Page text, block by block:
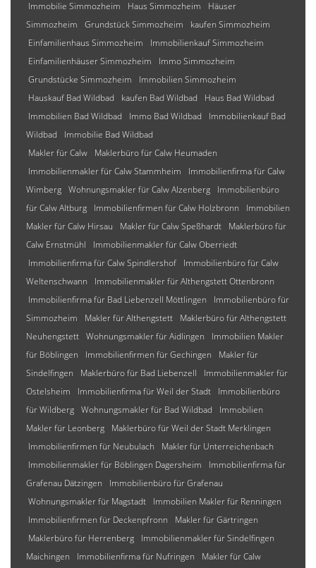
Immobilie Simmozheim Haus Simmozheim
Häuser
Simmozheim
Grundstück Simmozheim
kaufen Simmozheim
Einfamilienhaus Simmozheim
Immobilienkauf Simmozheim
Einfamilienhäuser Simmozheim
Immo Simmozheim
Grundstücke Simmozheim
Immobilien Simmozheim
Hauskauf Bad Wildbad
kaufen Bad Wildbad
Haus Bad Wildbad
Immobilien Bad Wildbad
Immo Bad Wildbad
Immobilienkauf Bad
Wildbad
Immobilie Bad Wildbad
Makler für Calw
Maklerbüro für Calw Heumaden
Immobilienmakler für Calw Stammheim
Immobilienfirma für Calw
Wimberg Wohnungsmakler für Calw Alzenberg
Immobilienbüro
für Calw Altburg
Immobilienfirmen für Calw Holzbronn
Immobilien
Makler für Calw Hirsau
Makler für Calw Speßhardt
Maklerbüro für
Calw Ernstmühl
Immobilienmakler für Calw Oberriedt
Immobilienfirma für Calw Spindlershof
Immobilienbüro für Calw
Weltenschwann
Immobilienmakler für Althengstett Ottenbronn
Immobilienfirma für Bad Liebenzell Möttlingen
Immobilienbüro für
Simmozheim
Makler für Althengstett
Maklerbüro für Althengstett
Neuhengstett Wohnungsmakler für Aidlingen
Immobilien Makler
für Böblingen
Immobilienfirmen für Gechingen
Makler für
Sindelfingen
Maklerbüro für Bad Liebenzell
Immobilienmakler für
Ostelsheim
Immobilienfirma für Weil der Stadt
Immobilienbüro
für Wildberg Wohnungsmakler für Bad Wildbad
Immobilien
Makler für Leonberg
Maklerbüro für Weil der Stadt Merklingen
Immobilienfirmen für Neubulach
Makler für Unterreichenbach
Immobilienmakler für Böblingen Dagersheim
Immobilienfirma für
Grafenau Dätzingen
Immobilienbüro für Grafenau
Wohnungsmakler für Magstadt
Immobilien Makler für Renningen
Immobilienfirmen für Deckenpfronn
Makler für Gärtringen
Maklerbüro für Herrenberg
Immobilienmakler für Sindelfingen
Maichingen
Immobilienfirma für Nufringen
Makler für Calw